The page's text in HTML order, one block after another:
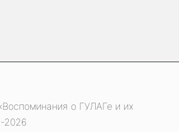
о ГУЛАГе и их
2026